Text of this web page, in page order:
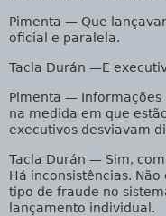
Pimenta — Que
oficial e paralela.
Tacla Durán —E
Pimenta — Informações
na medida em que
executivos desviavam
Tacla Durán — Sim, com
Há inconsistências.
tipo de fraude no
lançamento individual.